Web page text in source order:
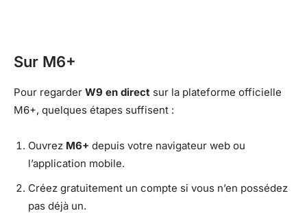
Sur M6+
Pour regarder W9 en direct sur la plateforme officielle
M6+, quelques étapes suffisent :
Ouvrez M6+ depuis votre navigateur web ou
l’application mobile.
Créez gratuitement un compte si vous n’en possédez
pas déjà un.